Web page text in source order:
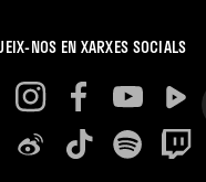
NOS EN XARXES SOCIALS